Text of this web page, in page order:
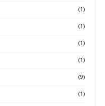
(1)
(1)
(1)
(1)
(9)
(1)